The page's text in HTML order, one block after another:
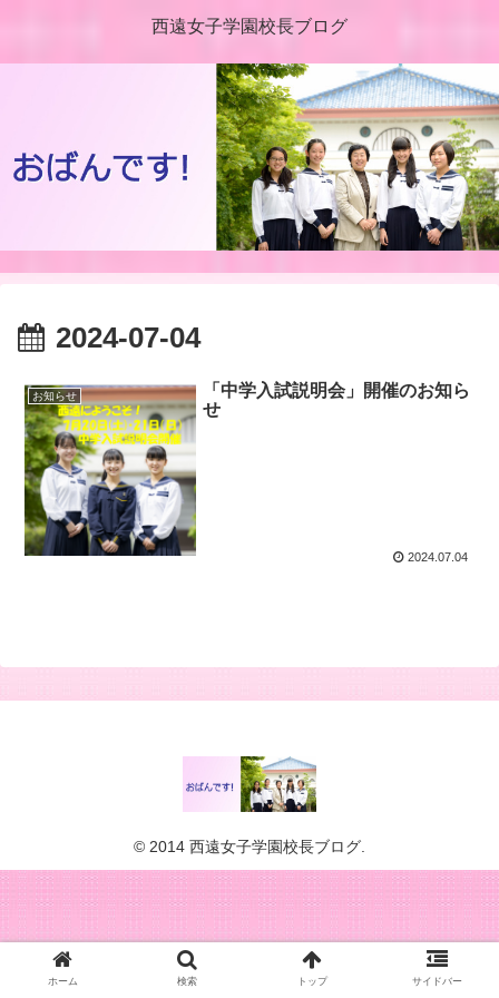
西遠女子学園校長ブログ
2024-07-04
お知らせ
「中学入試説明会」開催のお知ら
せ
2024.07.04
© 2014 西遠女子学園校長ブログ.
ホーム 検索 トップ サイドバー